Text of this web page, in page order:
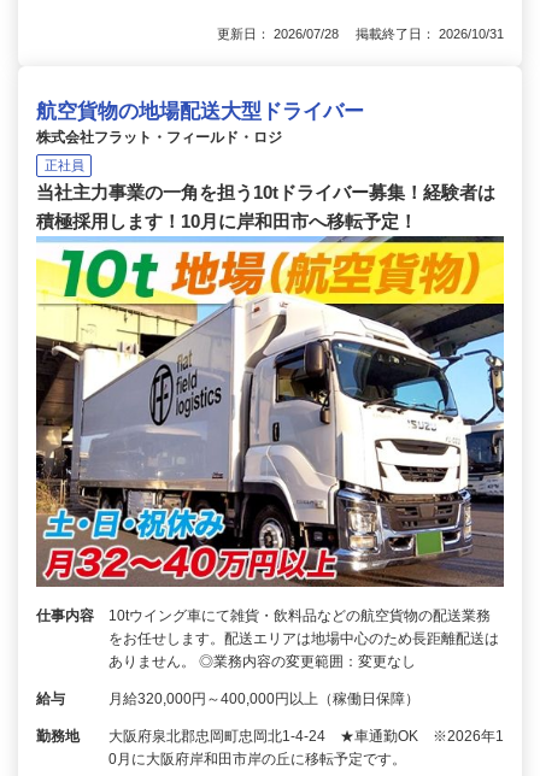
更新日： 2026/07/28 掲載終了日： 2026/10/31
航空貨物の地場配送大型ドライバー
株式会社フラット・フィールド・ロジ
正社員
当社主力事業の一角を担う10tドライバー募集！経験者は
積極採用します！10月に岸和田市へ移転予定！
仕事内容
10tウイング車にて雑貨・飲料品などの航空貨物の配送業務
をお任せします。配送エリアは地場中心のため長距離配送は
ありません。 ◎業務内容の変更範囲：変更なし
給与 月給320,000円～400,000円以上（稼働日保障）
勤務地
大阪府泉北郡忠岡町忠岡北1-4-24 ★車通勤OK ※2026年1
0月に大阪府岸和田市岸の丘に移転予定です。